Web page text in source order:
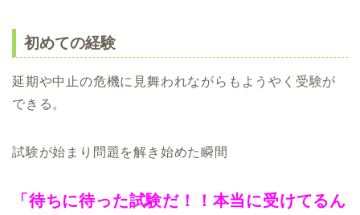
初めての経験
延期や中止の危機に見舞われながらもようやく受験が
できる。
試験が始まり問題を解き始めた瞬間
「待ちに待った試験だ！！本当に受けてるん